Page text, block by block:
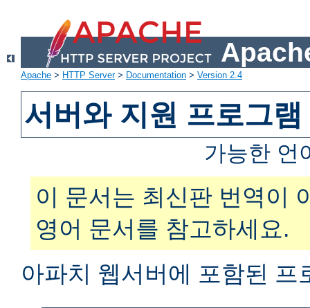
Apache > HTTP Server> Documentation > Version 2.4
서버와 지원 프로그램
가능한 언
이 문서는 최신판 번역이
영어 문서를 참고하세요.
아파치 웹서버에 포함된 프